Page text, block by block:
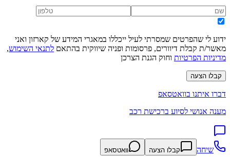
ידוע לי שהפרטים שמסרתי לעיל ייכללו במאגרי המידע של קארזון ואני
מאשר/ת קבלת דיוורים, פרסומות ופניה שיווקית בהתאם לתנאי השימוש,
מדיניות הפרטיות וחוק הגנת הצרכן
קבלו הצעה
דברו איתנו בוואטסאפ
מענה אנושי לסיוע ברכישת רכב
שיחה קבלו הצעה וואטסאפ